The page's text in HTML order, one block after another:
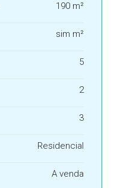
190 m²
sim m²
5
2
3
Residencial
A venda